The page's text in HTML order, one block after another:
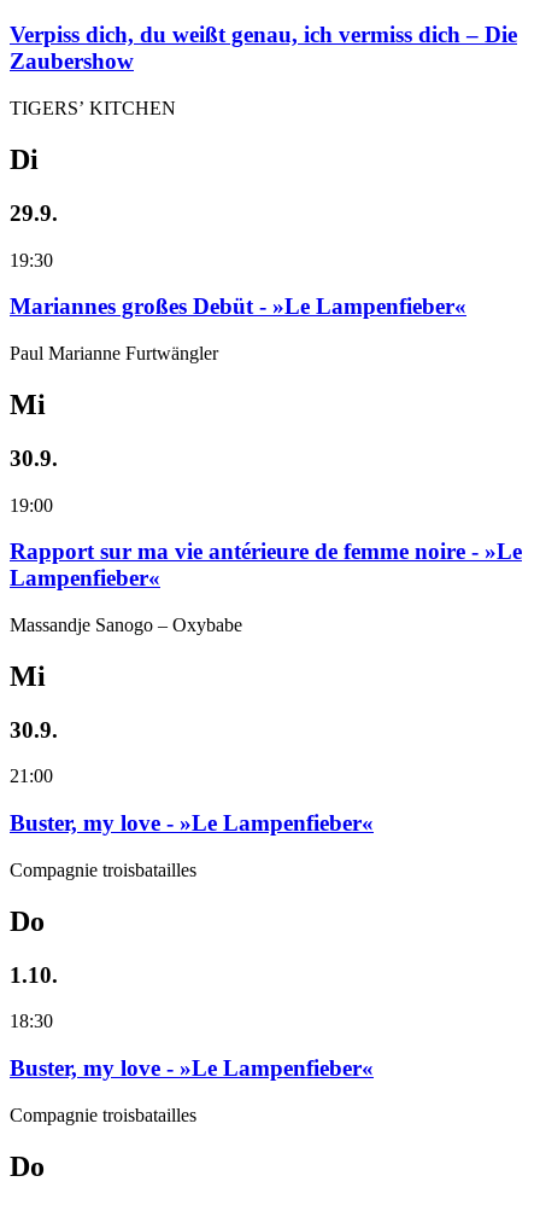
Verpiss dich, du weißt genau, ich vermiss dich – Die
Zaubershow
TIGERS’ KITCHEN
Di
29.9.
19:30
Mariannes großes Debüt - »Le Lampenfieber«
Paul Marianne Furtwängler
Mi
30.9.
19:00
Rapport sur ma vie antérieure de femme noire - »Le
Lampenfieber«
Massandje Sanogo – Oxybabe
Mi
30.9.
21:00
Buster, my love - »Le Lampenfieber«
Compagnie troisbatailles
Do
1.10.
18:30
Buster, my love - »Le Lampenfieber«
Compagnie troisbatailles
Do